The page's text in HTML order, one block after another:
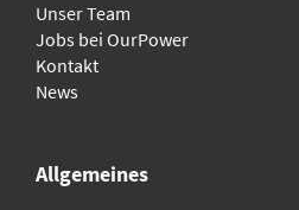
Unser Team
Jobs bei OurPower
Kontakt
News
Allgemeines